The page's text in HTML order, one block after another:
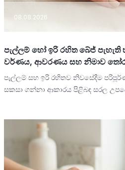
08.08.2026
පැල්ලම් හෝ ඉරි රහිත බේජ් පැහැති
වර්ණය, ආවරණය සහ නිමාව
පැල්ලම් සහ ඉරි රහිතව නිවසේදීම
සකසා ගන්නා ආකාරය පිළිබඳ සරල